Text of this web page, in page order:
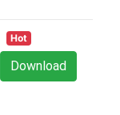
Hot
Download